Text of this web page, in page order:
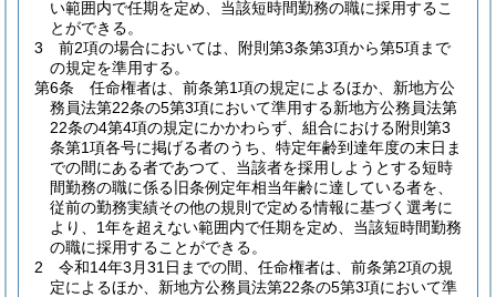
い範囲内で任期を定め、当該短時間勤務の職に採用するこ
とができる。
3
前2項の場合においては、附則第3条第3項から第5項まで
の規定を準用する。
第6条
任命権者は、前条第1項の規定によるほか、新地方公
務員法第22条の5第3項において準用する新地方公務員法第
22条の4第4項の規定にかかわらず、組合における附則第3
条第1項各号に掲げる者のうち、特定年齢到達年度の末日ま
での間にある者であつて、当該者を採用しようとする短時
間勤務の職に係る旧条例定年相当年齢に達している者を、
従前の勤務実績その他の規則で定める情報に基づく選考に
より、1年を超えない範囲内で任期を定め、当該短時間勤務
の職に採用することができる。
2
令和14年3月31日までの間、任命権者は、前条第2項の規
定によるほか、新地方公務員法第22条の5第3項において準